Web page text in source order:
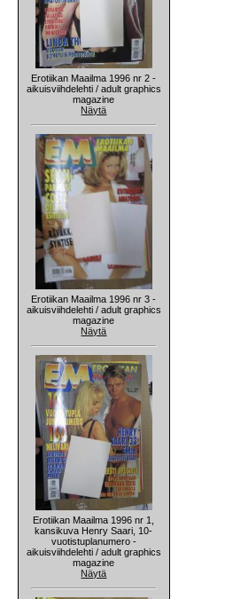
Erotiikan Maailma 1996 nr 2 -
aikuisviihdelehti / adult graphics
magazine
Näytä
Erotiikan Maailma 1996 nr 3 -
aikuisviihdelehti / adult graphics
magazine
Näytä
Erotiikan Maailma 1996 nr 1,
kansikuva Henry Saari, 10-
vuotistuplanumero -
aikuisviihdelehti / adult graphics
magazine
Näytä